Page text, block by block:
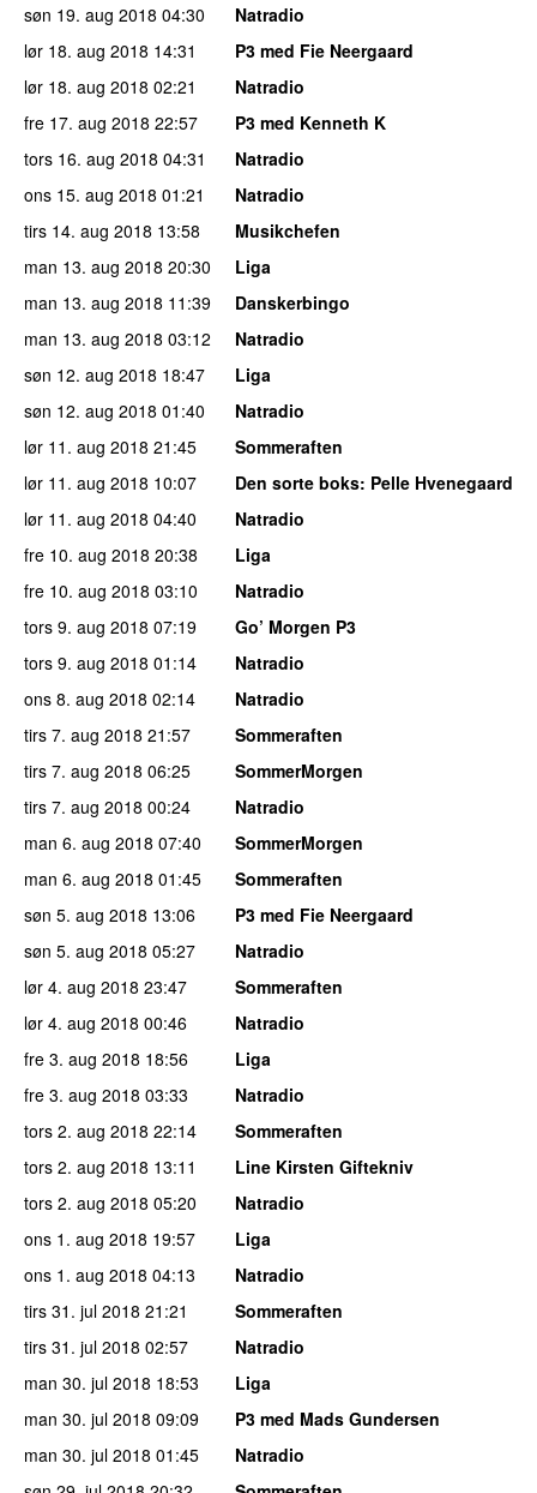
søn 19. aug 2018 04:30
Natradio
lør 18. aug 2018 14:31
P3 med Fie Neergaard
lør 18. aug 2018 02:21
Natradio
fre 17. aug 2018 22:57
P3 med Kenneth K
tors 16. aug 2018 04:31
Natradio
ons 15. aug 2018 01:21
Natradio
tirs 14. aug 2018 13:58
Musikchefen
man 13. aug 2018 20:30
Liga
man 13. aug 2018 11:39
Danskerbingo
man 13. aug 2018 03:12
Natradio
søn 12. aug 2018 18:47
Liga
søn 12. aug 2018 01:40
Natradio
lør 11. aug 2018 21:45
Sommeraften
lør 11. aug 2018 10:07 Den sorte boks: Pelle Hvenegaard
lør 11. aug 2018 04:40
Natradio
fre 10. aug 2018 20:38
Liga
fre 10. aug 2018 03:10
Natradio
tors 9. aug 2018 07:19
Go’ Morgen P3
tors 9. aug 2018 01:14
Natradio
ons 8. aug 2018 02:14
Natradio
tirs 7. aug 2018 21:57
Sommeraften
tirs 7. aug 2018 06:25
SommerMorgen
tirs 7. aug 2018 00:24
Natradio
man 6. aug 2018 07:40
SommerMorgen
man 6. aug 2018 01:45
Sommeraften
søn 5. aug 2018 13:06
P3 med Fie Neergaard
søn 5. aug 2018 05:27
Natradio
lør 4. aug 2018 23:47
Sommeraften
lør 4. aug 2018 00:46
Natradio
fre 3. aug 2018 18:56
Liga
fre 3. aug 2018 03:33
Natradio
tors 2. aug 2018 22:14
Sommeraften
tors 2. aug 2018 13:11
Line Kirsten Giftekniv
tors 2. aug 2018 05:20
Natradio
ons 1. aug 2018 19:57
Liga
ons 1. aug 2018 04:13
Natradio
tirs 31. jul 2018 21:21
Sommeraften
tirs 31. jul 2018 02:57
Natradio
man 30. jul 2018 18:53
Liga
man 30. jul 2018 09:09
P3 med Mads Gundersen
man 30. jul 2018 01:45
Natradio